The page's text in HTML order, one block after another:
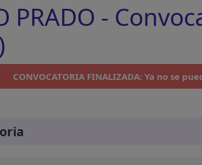
PRADO -
CONVOCATORIA FINALIZADA: Ya no se